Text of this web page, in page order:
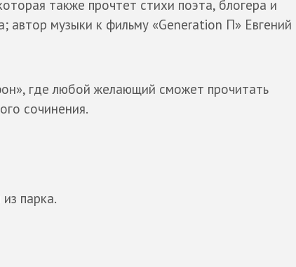
также прочтет стихи поэта, блогера и
автор музыки к фильму «Generation П» Евгений
где любой желающий сможет прочитать
сочинения.
парка.